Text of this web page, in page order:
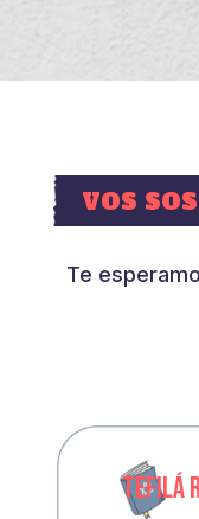
VOS SOS
Te
TEFILÁ